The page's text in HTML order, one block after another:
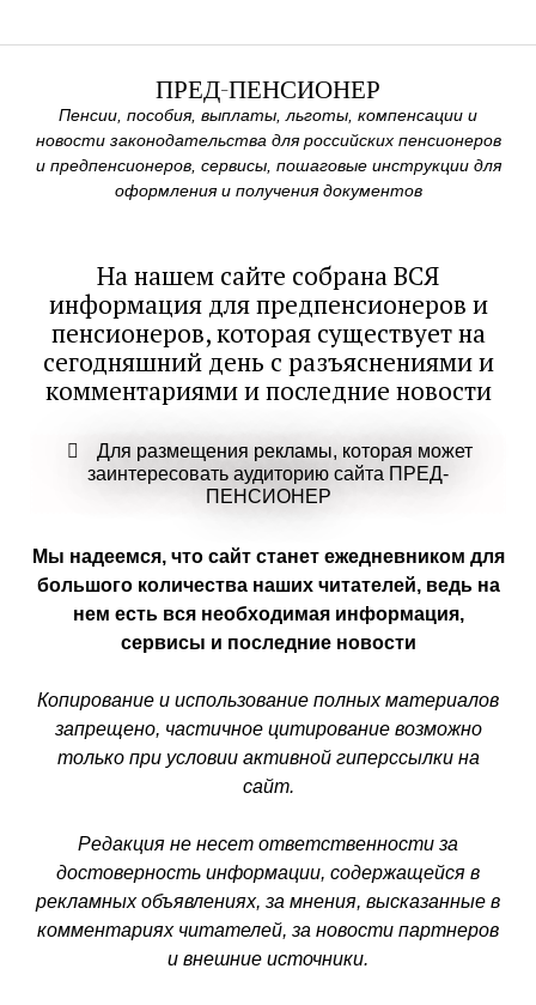
ПРЕД-ПЕНСИОНЕР
Пенсии, пособия, выплаты, льготы, компенсации и
новости законодательства для российских пенсионеров
и предпенсионеров, сервисы, пошаговые инструкции для
оформления и получения документов
На нашем сайте собрана ВСЯ
информация для предпенсионеров и
пенсионеров, которая существует на
сегодняшний день с разъяснениями и
комментариями и последние новости
Для размещения рекламы, которая может
заинтересовать аудиторию сайта ПРЕД-
ПЕНСИОНЕР
Мы надеемся, что сайт станет ежедневником для
большого количества наших читателей, ведь на
нем есть вся необходимая информация,
сервисы и последние новости
Копирование и использование полных материалов
запрещено, частичное цитирование возможно
только при условии активной гиперссылки на
сайт.
Редакция не несет ответственности за
достоверность информации, содержащейся в
рекламных объявлениях, за мнения, высказанные в
комментариях читателей, за новости партнеров
и внешние источники.